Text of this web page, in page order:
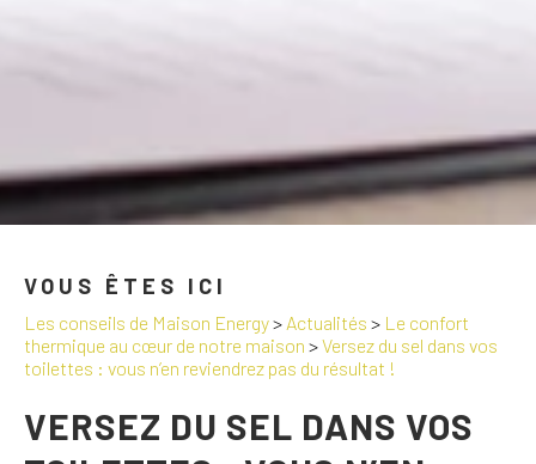
VOUS ÊTES ICI
Les conseils de Maison Energy> Actualités > Le confort
thermique au cœur de notre maison >Versez du sel dans vos
toilettes : vous n’en reviendrez pas du résultat !
VERSEZ DU SEL DANS VOS